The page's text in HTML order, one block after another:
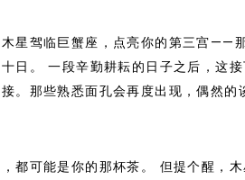
星驾临巨蟹座，点亮你的第三宫——
日。 一段辛勤耕耘的日子之后，这
。那些熟悉面孔会再度出现，偶然的
都可能是你的那杯茶。 但提个醒，